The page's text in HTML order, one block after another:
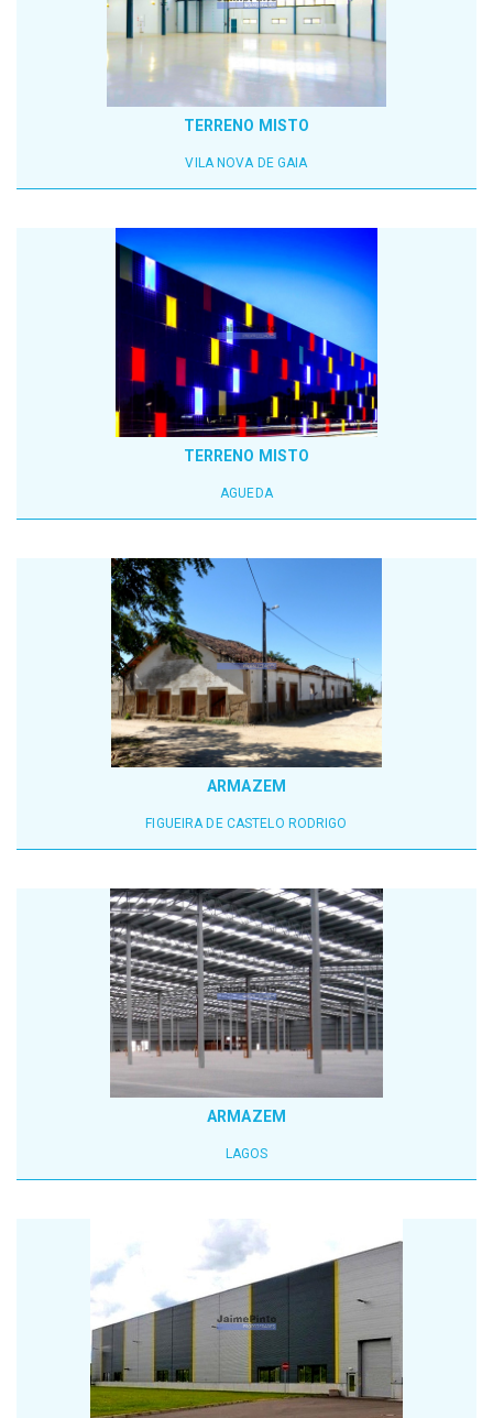
TERRENO MISTO
VILA NOVA DE GAIA
TERRENO MISTO
AGUEDA
ARMAZEM
FIGUEIRA DE CASTELO RODRIGO
ARMAZEM
LAGOS